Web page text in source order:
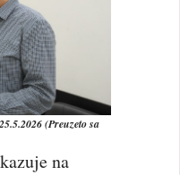
(Preuzeto sa
na